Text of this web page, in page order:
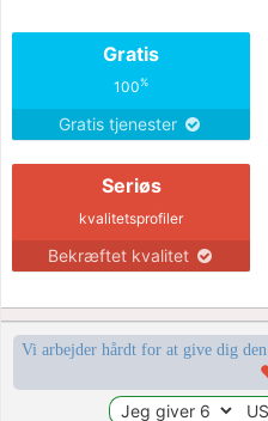
Gratis
100%
Gratis tjenester
Seriøs
kvalitetsprofiler
Bekræftet kvalitet
Vi arbejder hårdt for at give dig